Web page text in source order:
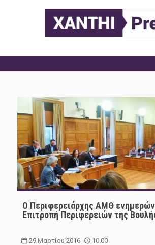
Ο Περιφερειάρχης ΑΜΘ
Επιτροπή Περιφερειών της
29 Μαρτίου 2016 10:00